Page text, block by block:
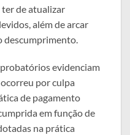
de atualizar
além de arcar
descumprimento.
evidenciam
por culpa
de pagamento
em função de
na prática